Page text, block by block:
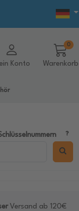
Konto Warenkorb
0
Versand ab 120€